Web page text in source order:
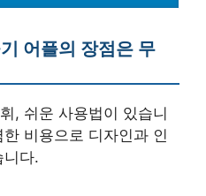
어플의 장점은 무
, 쉬운 사용법이 있습니
비용으로 디자인과 인
니다.